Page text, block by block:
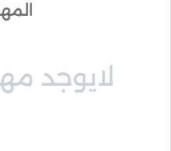
لايوجد